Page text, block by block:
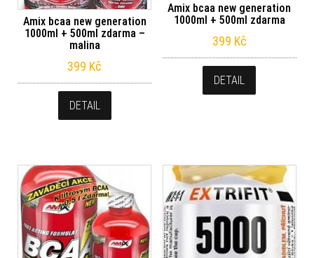
Amix bcaa new generation
1000ml + 500ml zdarma –
malina
399 Kč
DETAIL
Amix bcaa new generation
1000ml + 500ml zdarma
399 Kč
DETAIL